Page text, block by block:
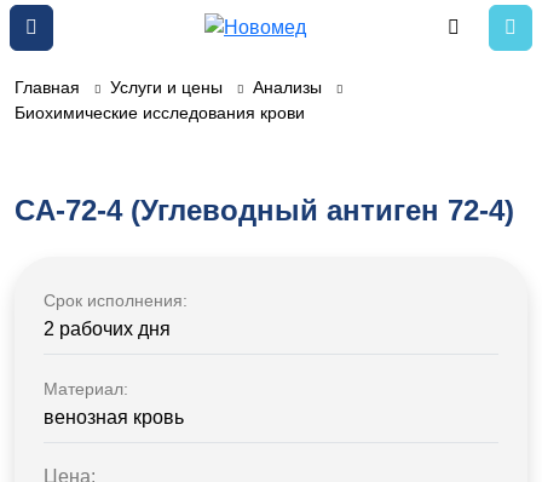
Главная Услуги и цены
Анализы
Биохимические исследования крови
CA-72-4 (Углеводный антиген 72-4)
Срок исполнения:
2 рабочих дня
Материал:
венозная кровь
Цена: